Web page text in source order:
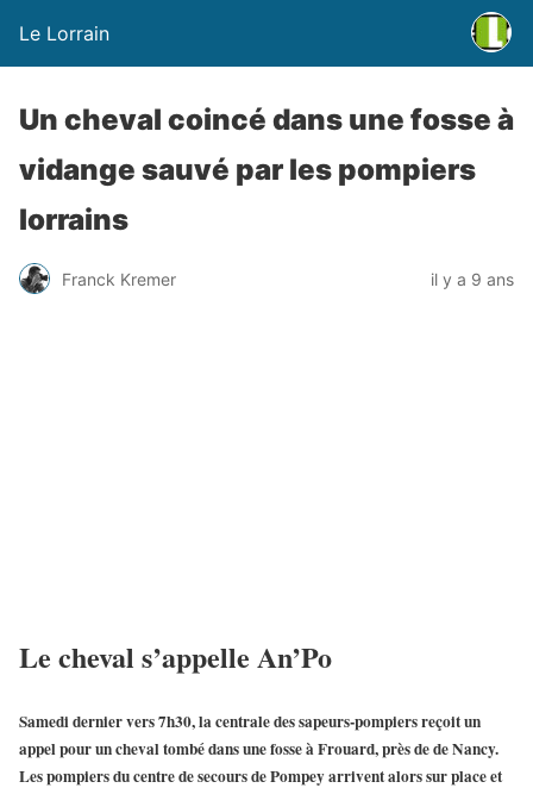
Le Lorrain
Un cheval coincé dans une fosse à
vidange sauvé par les pompiers
lorrains
Franck Kremer il y a 9 ans
Le cheval s’appelle An’Po
Samedi dernier vers 7h30, la centrale des sapeurs-pompiers reçoit un
appel pourun cheval tombé dans une fosse à Frouard, près de de Nancy.
Lespompiers du centre de secours de Pompeyarrivent alors sur place et